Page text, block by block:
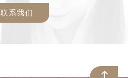
联系我们